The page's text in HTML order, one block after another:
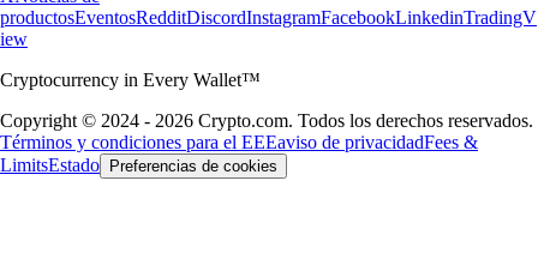
productosEventosRedditDiscordInstagramFacebookLinkedinTradingV
iew
Cryptocurrency in Every Wallet™
Copyright © 2024 - 2026 Crypto.com. Todos los derechos reservados.
Términos y condiciones para el EEEaviso de privacidadFees &
LimitsEstado Preferencias de cookies